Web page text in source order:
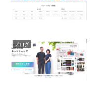
ブログ